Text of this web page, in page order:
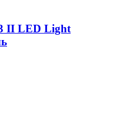
II LED Light